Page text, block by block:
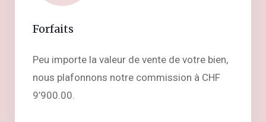
Forfaits
Peu importe la valeur de vente de votre bien,
nous plafonnons notre commission à CHF
9’900.00.